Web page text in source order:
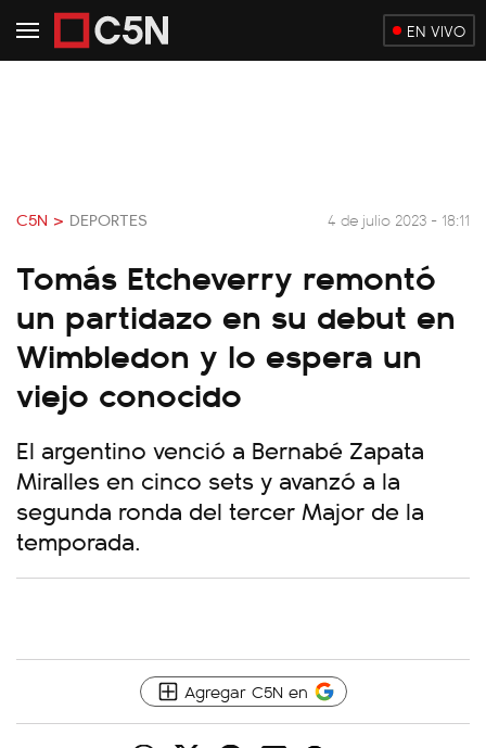
EN VIVO
C5N > DEPORTES 4 de julio 2023 - 18:11
Tomás Etcheverry remontó
un partidazo en su debut en
Wimbledon y lo espera un
viejo conocido
El argentino venció a Bernabé Zapata
Miralles en cinco sets y avanzó a la
segunda ronda del tercer Major de la
temporada.
Agregar C5N en